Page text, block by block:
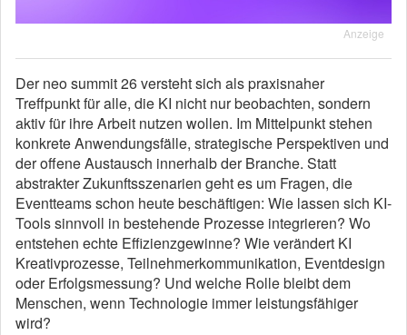
Anzeige
Der neo summit 26 versteht sich als praxisnaher
Treffpunkt für alle, die KI nicht nur beobachten, sondern
aktiv für ihre Arbeit nutzen wollen. Im Mittelpunkt stehen
konkrete Anwendungsfälle, strategische Perspektiven und
der offene Austausch innerhalb der Branche. Statt
abstrakter Zukunftsszenarien geht es um Fragen, die
Eventteams schon heute beschäftigen: Wie lassen sich KI-
Tools sinnvoll in bestehende Prozesse integrieren? Wo
entstehen echte Effizienzgewinne? Wie verändert KI
Kreativprozesse, Teilnehmerkommunikation, Eventdesign
oder Erfolgsmessung? Und welche Rolle bleibt dem
Menschen, wenn Technologie immer leistungsfähiger
wird?